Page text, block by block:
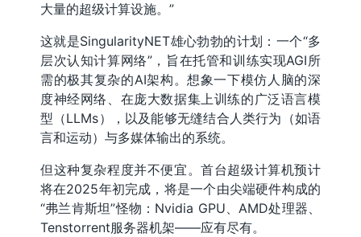
大量的超级计算设施。”
这就是SingularityNET雄心勃勃的计划：一个“多
层次认知计算网络”，旨在托管和训练实现AGI所
需的极其复杂的AI架构。想象一下模仿人脑的深
度神经网络、在庞大数据集上训练的广泛语言模
型（LLMs），以及能够无缝结合人类行为（如语
言和运动）与多媒体输出的系统。
但这种复杂程度并不便宜。首台超级计算机预计
将在2025年初完成，将是一个由尖端硬件构成的
“弗兰肯斯坦”怪物：Nvidia GPU、AMD处理器、
Tenstorrent服务器机架——应有尽有。